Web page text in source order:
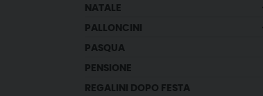
NATALE
PALLONCINI
PASQUA
PENSIONE
REGALINI DOPO FESTA